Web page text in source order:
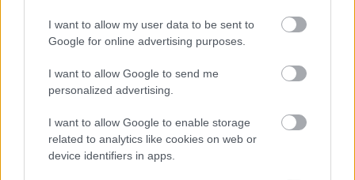
I want to allow my user data to be sent to
Google for online advertising purposes.
I want to allow Google to send me
personalized advertising.
I want to allow Google to enable storage
related to analytics like cookies on web or
device identifiers in apps.
Dzer un tievē? Nosauktas 9 tējas, kas
Raimonda Paula mūzika! Pie klavierēm –
Māris Grigalis